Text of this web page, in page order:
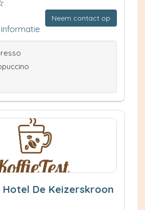
Neem contact op
De Keizerskroon